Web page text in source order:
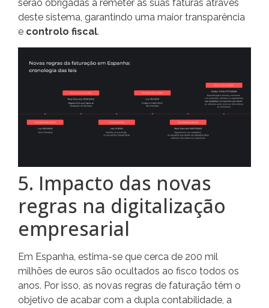
serão obrigadas a remeter as suas faturas através
deste sistema, garantindo uma maior transparência
e controlo fiscal.
5. Impacto das novas
regras na digitalização
empresarial
Em Espanha, estima-se que cerca de 200 mil
milhões de euros são ocultados ao fisco todos os
anos. Por isso, as novas regras de faturação têm o
objetivo de acabar com a dupla contabilidade, a